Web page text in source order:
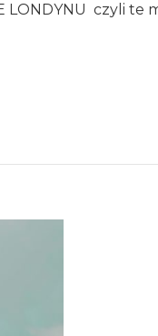
LONDYNU czyli te